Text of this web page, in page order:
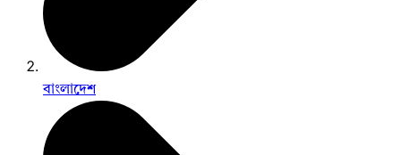
বাংলাদেশ